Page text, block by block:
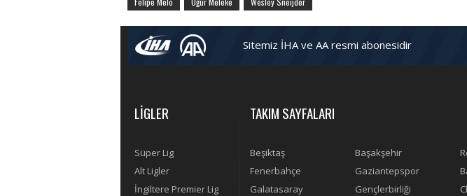
Sitemiz İHA ve AA resmi abonesidir
LİGLER
Süper Lig
Alt Ligler
İngiltere Premier Lig
TAKIM SAYFALARI
Beşiktaş Başakşehir
Fenerbahçe
Gaziantepspor
Galatasaray
Gençlerbirliği